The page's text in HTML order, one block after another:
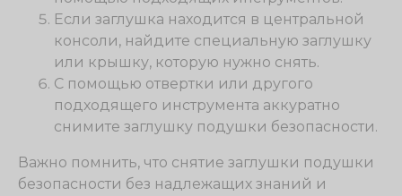
Если заглушка находится в центральной
консоли, найдите специальную заглушку
или крышку, которую нужно снять.
С помощью отвертки или другого
подходящего инструмента аккуратно
снимите заглушку подушки безопасности.
Важно помнить, что снятие заглушки подушки
безопасности без надлежащих знаний и